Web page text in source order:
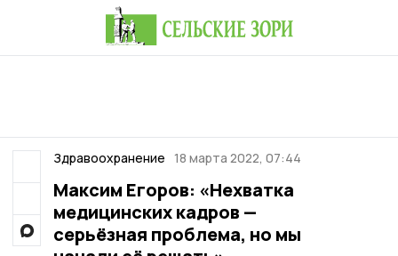
Здравоохранение 18 марта 2022, 07:44
Максим Егоров: «Нехватка
медицинских кадров —
серьёзная проблема, но мы